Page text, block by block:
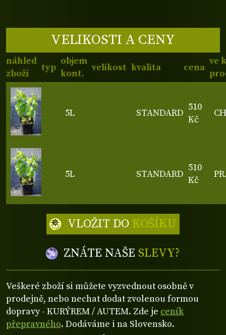
VELIKOSTI A CENY
náhled
zboží
typ
objem
kont.
velikost kvalita cena
ve
5L STANDARD
510
Kč
5L STANDARD
510
Kč
ZNÁTE NAŠE SLEVY?
VLOŽIT DO KOŠÍKU
Veškeré zboží si můžete vyzvednout osobně v
prodejně, nebo nechat dodat zvolenou formou
dopravy - KURÝREM / AUTEM. Zde je ceník
přepravného. Dodáváme i na Slovensko.